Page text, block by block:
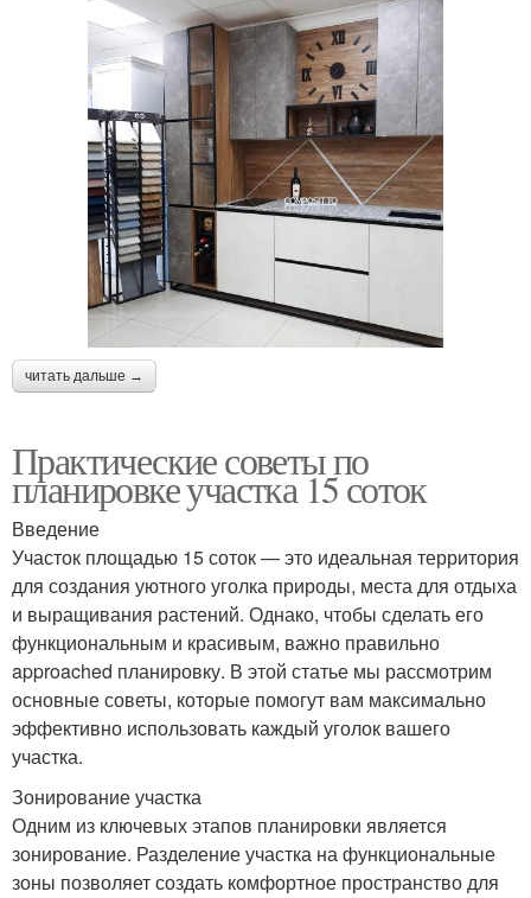
читать дальше →
Практические советы по
планировке участка 15 соток
Введение
Участок площадью 15 соток — это идеальная территория
для создания уютного уголка природы, места для отдыха
и выращивания растений. Однако, чтобы сделать его
функциональным и красивым, важно правильно
approached планировку. В этой статье мы рассмотрим
основные советы, которые помогут вам максимально
эффективно использовать каждый уголок вашего
участка.
Зонирование участка
Одним из ключевых этапов планировки является
зонирование. Разделение участка на функциональные
зоны позволяет создать комфортное пространство для